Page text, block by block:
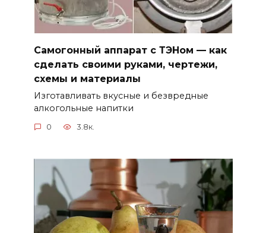
Самогонный аппарат с ТЭНом — как
сделать своими руками, чертежи,
схемы и материалы
Изготавливать вкусные и безвредные
алкогольные напитки
0 3.8к.